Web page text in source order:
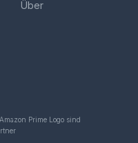
Über
Prime Logo sind